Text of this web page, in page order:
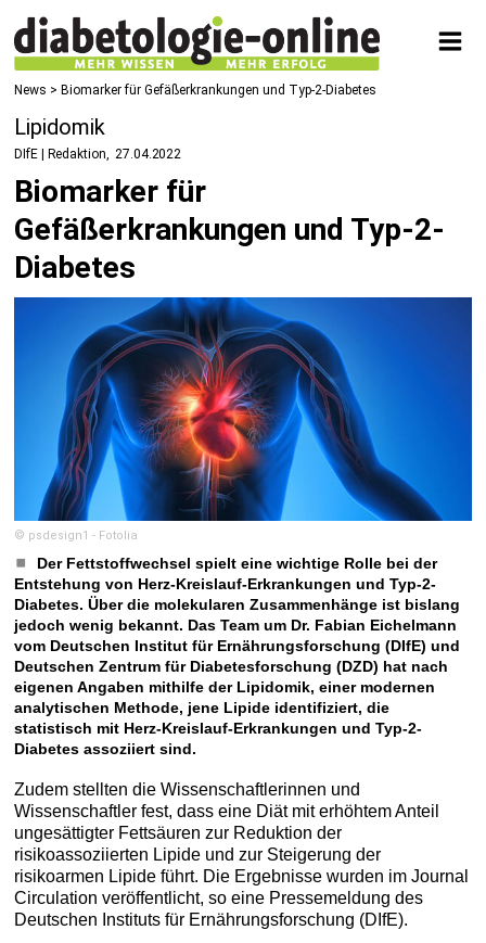
News > Biomarker für Gefäßerkrankungen und Typ-2-Diabetes
Lipidomik
DIfE | Redaktion 27.04.2022
Biomarker für
Gefäßerkrankungen und Typ-2-
Diabetes
© psdesign1 - Fotolia
Der Fettstoffwechsel spielt eine wichtige Rolle bei der
Entstehung von Herz-Kreislauf-Erkrankungen und Typ-2-
Diabetes. Über die molekularen Zusammenhänge ist bislang
jedoch wenig bekannt. Das Team um Dr. Fabian Eichelmann
vom Deutschen Institut für Ernährungsforschung (DIfE) und
Deutschen Zentrum für Diabetesforschung (DZD) hat nach
eigenen Angaben mithilfe der Lipidomik, einer modernen
analytischen Methode, jene Lipide identifiziert, die
statistisch mit Herz-Kreislauf-Erkrankungen und Typ-2-
Diabetes assoziiert sind.
Zudem stellten die Wissenschaftlerinnen und
Wissenschaftler fest, dass eine Diät mit erhöhtem Anteil
ungesättigter Fettsäuren zur Reduktion der
risikoassoziierten Lipide und zur Steigerung der
risikoarmen Lipide führt. Die Ergebnisse wurden im Journal
Circulation veröffentlicht, so eine Pressemeldung des
Deutschen Instituts für Ernährungsforschung (DIfE).